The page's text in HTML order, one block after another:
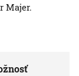
Majer.